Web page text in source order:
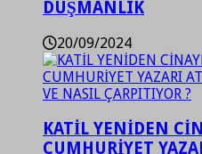
DÜŞMANLIK
20/09/2024
KATİL YENİDEN
CUMHURİYET